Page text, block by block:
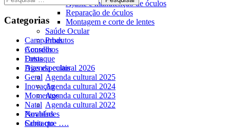
Ajuste e manutenção de óculos
Reparação de óculos
Montagem e corte de lentes
Saúde Ocular
Produtos
Acordos
Fotos
Agenda cultural 2026
Agenda cultural 2025
Agenda cultural 2024
Agenda cultural 2023
Agenda cultural 2022
Novidades
Contacto
por:
Categorias
Campanhas
Conselhos
Destaque
Dias especiais
Geral
Inovação
Momentos
Natal
Parabéns
Sabia que ….